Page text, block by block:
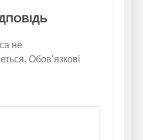
не
Обов’язкові